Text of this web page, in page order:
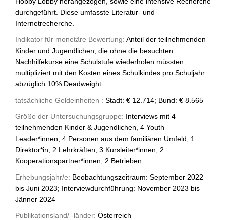
durchgeführt. Diese umfasste Literatur- und
Internetrecherche.
Indikator für monetäre Bewertung: Anteil der teilnehmenden
Kinder und Jugendlichen, die ohne die besuchten
Nachhilfekurse eine Schulstufe wiederholen müssten
multipliziert mit den Kosten eines Schulkindes pro Schuljahr
abzüglich 10% Deadweight
tatsächliche Geldeinheiten : Stadt: € 12.714; Bund: € 8.565
Größe der Untersuchungsgruppe: Interviews mit 4
teilnehmenden Kinder & Jugendlichen, 4 Youth
Leader*innen, 4 Personen aus dem familiären Umfeld, 1
Direktor*in, 2 Lehrkräften, 3 Kursleiter*innen, 2
Kooperationspartner*innen, 2 Betrieben
Erhebungsjahr/e: Beobachtungszeitraum: September 2022
bis Juni 2023; Interviewdurchführung: November 2023 bis
Jänner 2024
Publikationsland/ -länder: Österreich